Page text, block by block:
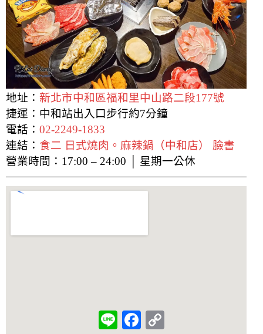
地址： 新北市中和區福和里中山路二段177號
捷運：中和站出入口步行約7分鐘
電話： 02-2249-1833
連結： 食二 日式燒肉。麻辣鍋（中和店） 臉書
營業時間：17:00 – 24:00 │ 星期一公休
L
F